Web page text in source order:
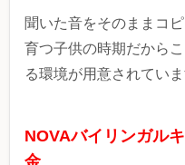
聞いた音をそのままコ
育つ子供の時期だから
る環境が用意されていま
NOVAバイリンガル